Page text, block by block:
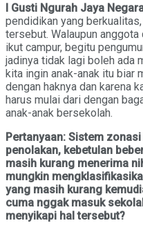
I Gusti Ngurah Jaya
pendidikan yang
tersebut. Walaupun
ikut campur, begitu
jadinya tidak lagi boleh ada
kita ingin anak-anak itu biar
dengan haknya dan karena
harus mulai dari dengan
anak-anak bersekolah.
Pertanyaan: Sistem
penolakan, kebetulan
masih kurang menerima
mungkin
yang masih kurang
cuma nggak masuk
menyikapi hal tersebut?